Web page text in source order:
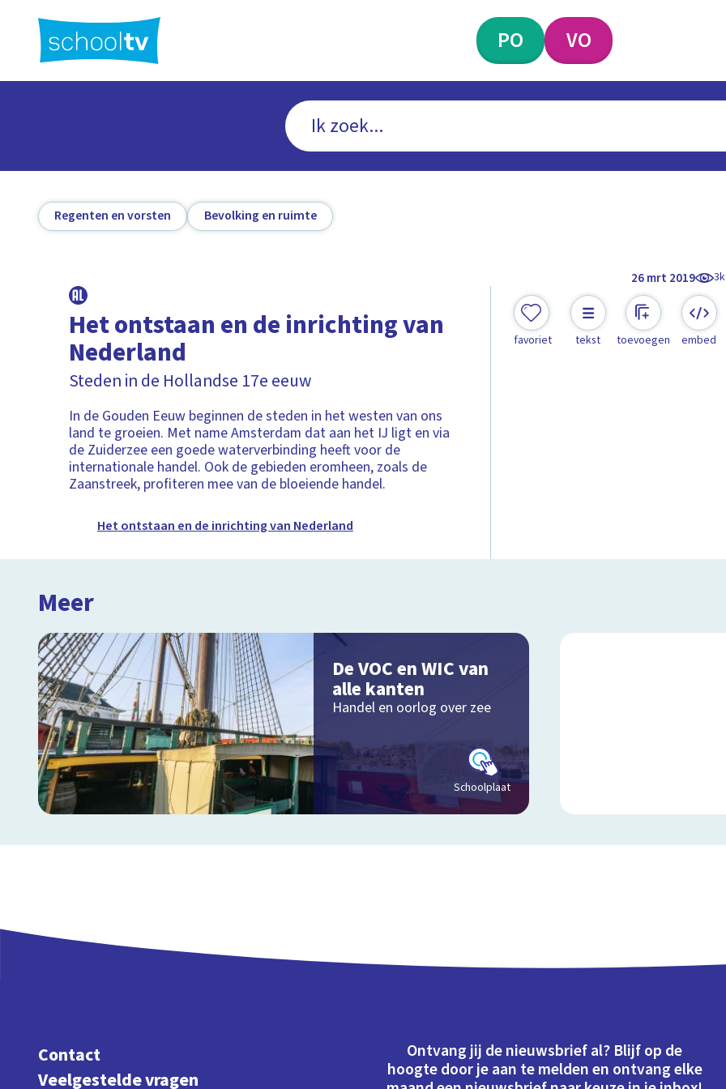
hoofdinhoud
PO VO
Regenten en vorsten Bevolking en ruimte
26 mrt 2019 3k
Het ontstaan en de inrichting van
Nederland
Steden in de Hollandse 17e eeuw
In de Gouden Eeuw beginnen de steden in het westen van ons
land te groeien. Met name Amsterdam dat aan het IJ ligt en via
de Zuiderzee een goede waterverbinding heeft voor de
internationale handel. Ook de gebieden eromheen, zoals de
Zaanstreek, profiteren mee van de bloeiende handel.
Het ontstaan en de inrichting van Nederland
favoriet tekst toevoegen embed
Meer
De VOC en WIC van
alle kanten
Handel en oorlog over zee
Schoolplaat
Contact
Veelgestelde vragen
Ontvang jij de nieuwsbrief al? Blijf op de
hoogte door je aan te melden en ontvang elke